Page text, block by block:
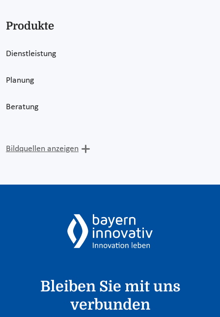
Produkte
Dienstleistung
Planung
Beratung
Bildquellen anzeigen
Bleiben Sie mit uns
verbunden